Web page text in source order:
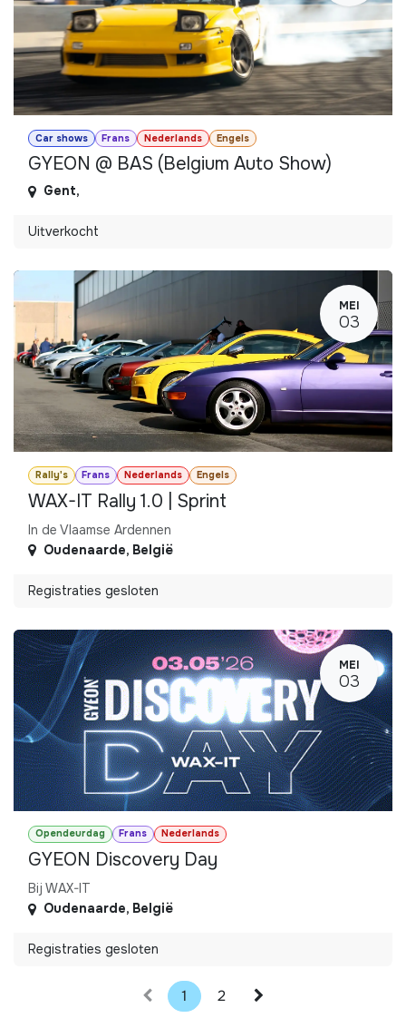
Car shows Frans Nederlands Engels
GYEON @ BAS (Belgium Auto Show)
Gent,
Uitverkocht
MEI
03
Rally's Frans Nederlands Engels
WAX-IT Rally 1.0 | Sprint
In de Vlaamse Ardennen
Oudenaarde, België
Registraties gesloten
MEI
03
Opendeurdag Frans Nederlands
GYEON Discovery Day
Bij WAX-IT
Oudenaarde, België
Registraties gesloten
1 2